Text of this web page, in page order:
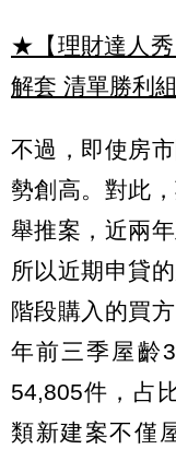
★【理財達人秀
解套 清單勝利組
不過，即使房
勢創高。對此
舉推案，近兩
所以近期申貸
階段購入的買
年前三季屋齡
54,805件，占
類新建案不僅